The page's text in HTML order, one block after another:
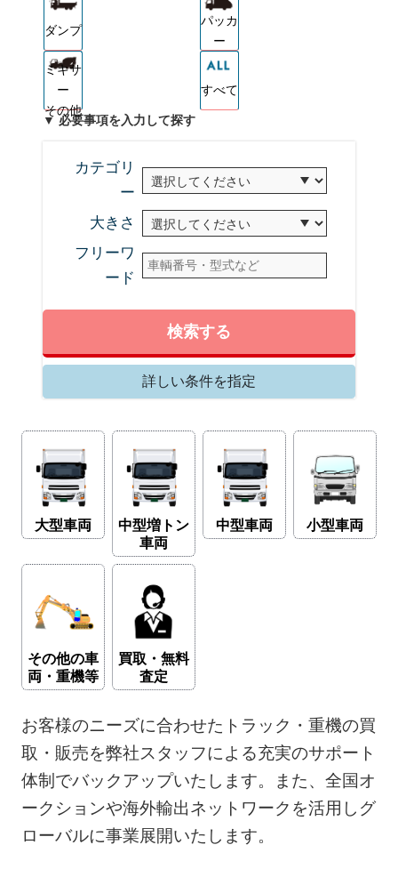
ダンプ
パッカ
ー
ミキサ
ー
その他
すべて
▼ 必要事項を入力して探す
カテゴリ
ー
大きさ
フリーワ
ード
検索する
詳しい条件を指定
大型車両
中型増トン
車両
中型車両 小型車両
その他の車
両・重機等
買取・無料
査定
お客様のニーズに合わせたトラック・重機の買
取・販売を弊社スタッフによる充実のサポート
体制でバックアップいたします。また、全国オ
ークションや海外輸出ネットワークを活用しグ
ローバルに事業展開いたします。